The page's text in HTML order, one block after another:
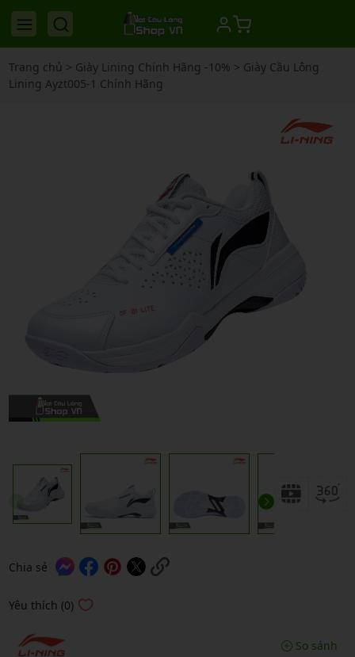
Trang chủ > Giày Lining Chính Hãng -10% > Giày Cầu Lông
Lining Ayzt005-1 Chính Hãng
Chia sẻ
Yêu thích (0)
So sánh